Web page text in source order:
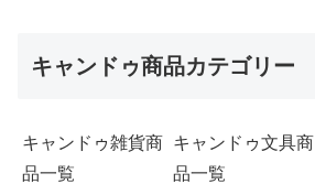
キャンドゥ商品カテゴリー
キャンドゥ雑貨商
品一覧
キャンドゥ文具商
品一覧